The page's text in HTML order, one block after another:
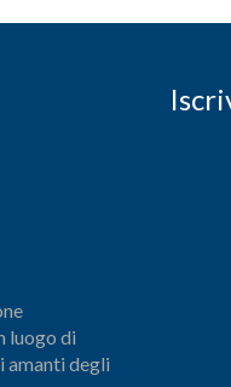
luogo di
amanti degli